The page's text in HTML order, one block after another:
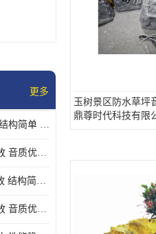
更多
重庆定压广播功放 结构简单 传输距离远
佛山合并式广播功放 音质优美清晰 输出电压大 电流小
抚州IP网络定压功放 结构简单 多应用于公共场合
宝鸡合并式广播功放 音质优美清晰 维护方便
玉树景区防水草坪
鼎尊时代科技有限